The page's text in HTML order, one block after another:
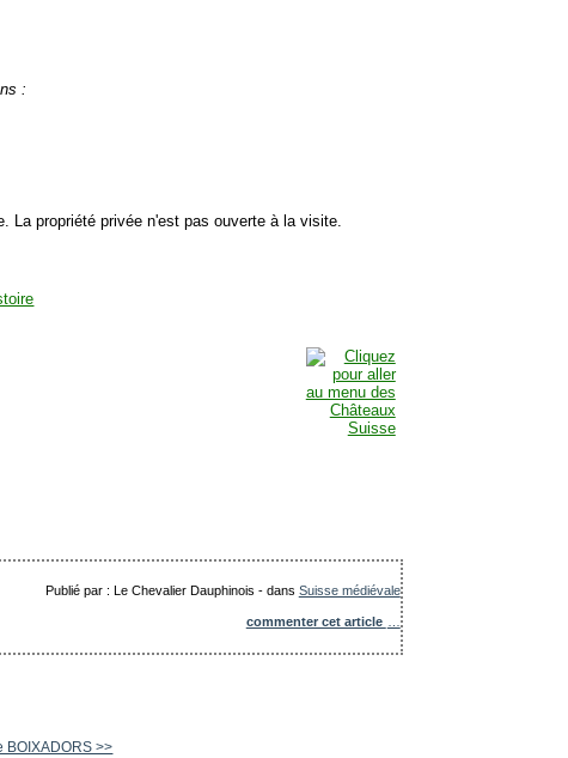
:
La propriété privée n'est pas ouverte à la visite.
Publié par : Le Chevalier Dauphinois -dans Suisse médiévale
commenter cet article
BOIXADORS >>